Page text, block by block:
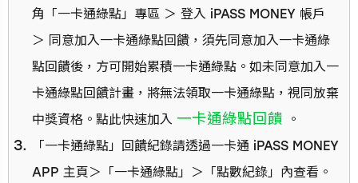
角「一卡通綠點」專區 ＞ 登入 iPASS MONEY 帳戶
＞ 同意加入一卡通綠點回饋，須先同意加入一卡通綠
點回饋後，方可開始累積一卡通綠點。如未同意加入一
卡通綠點回饋計畫，將無法領取一卡通綠點，視同放棄
中獎資格。點此快速加入 一卡通綠點回饋 。
「一卡通綠點」回饋紀錄請透過一卡通 iPASS MONEY
APP 主頁＞「一卡通綠點」＞「點數紀錄」內查看。